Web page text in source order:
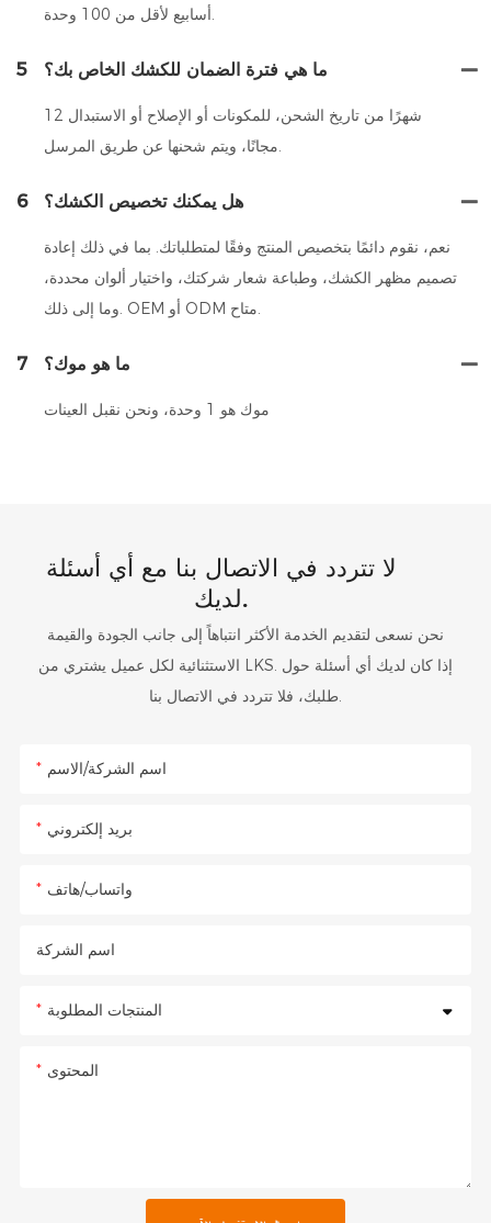
أسابيع لأقل من 100 وحدة.
5 ما هي فترة الضمان للكشك الخاص بك؟
12 شهرًا من تاريخ الشحن، للمكونات أو الإصلاح أو الاستبدال
مجانًا، ويتم شحنها عن طريق المرسل.
6 هل يمكنك تخصيص الكشك؟
نعم، نقوم دائمًا بتخصيص المنتج وفقًا لمتطلباتك. بما في ذلك إعادة
تصميم مظهر الكشك، وطباعة شعار شركتك، واختيار ألوان محددة،
وما إلى ذلك. OEM أو ODM متاح.
7 ما هو موك؟
موك هو 1 وحدة، ونحن نقبل العينات
لا تتردد في الاتصال بنا مع أي أسئلة
لديك.
نحن نسعى لتقديم الخدمة الأكثر انتباهاً إلى جانب الجودة والقيمة
الاستثنائية لكل عميل يشتري من LKS. إذا كان لديك أي أسئلة حول
طلبك، فلا تتردد في الاتصال بنا.
اسم الشركة/الاسم
بريد إلكتروني
واتساب/هاتف
اسم الشركة
المنتجات المطلوبة
المحتوى